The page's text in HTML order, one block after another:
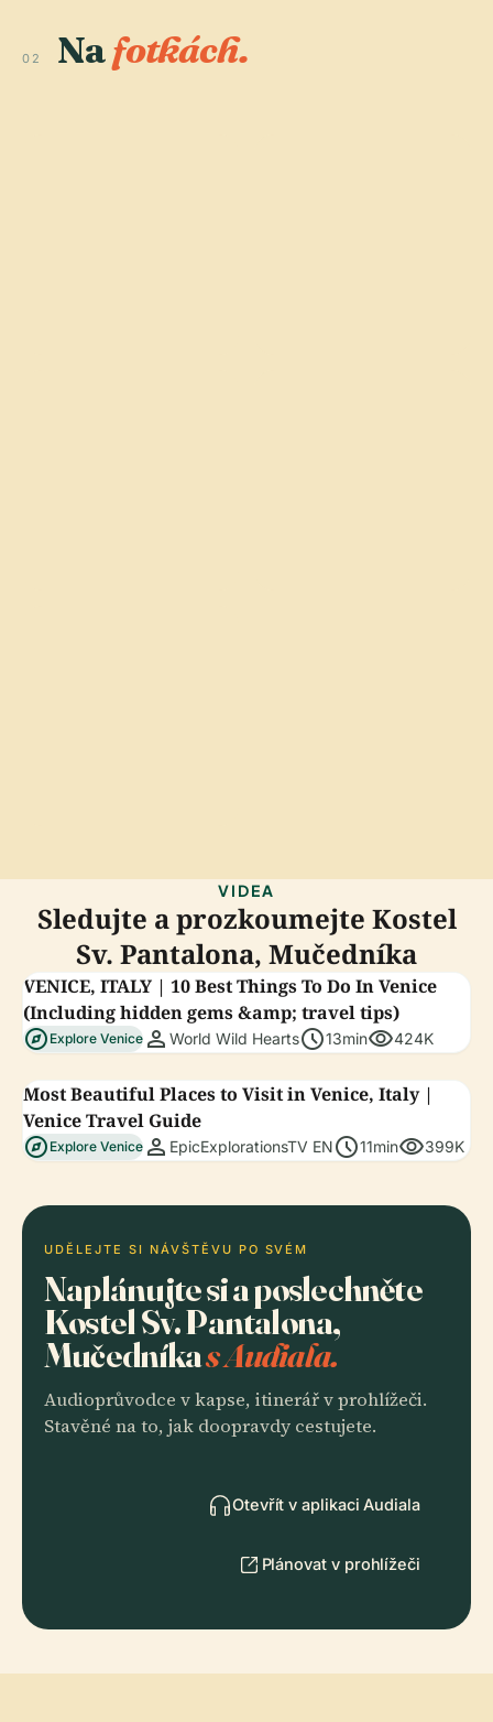
02 Nafotkách.
VIDEA
Sledujte a prozkoumejte Kostel
Sv. Pantalona, Mučedníka
VENICE, ITALY | 10 Best Things To Do In Venice
(Including hidden gems &amp; travel tips)
explore Explore Venice person World Wild Heartsschedule13minvisibility424K
Most Beautiful Places to Visit in Venice, Italy |
Venice Travel Guide
explore Explore Venice person EpicExplorationsTV ENschedule11minvisibility399K
UDĚLEJTE SI NÁVŠTĚVU PO SVÉM
Naplánujte si a poslechněte
Kostel Sv. Pantalona,
Mučedníkas Audiala.
Audioprůvodce v kapse, itinerář v prohlížeči.
Stavěné na to, jak doopravdy cestujete.
Otevřít v aplikaci Audiala
Plánovat v prohlížeči